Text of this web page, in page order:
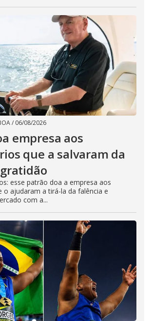
/ 06/08/2026
empresa aos
que a salvaram da
esse patrão doa a empresa aos
o ajudaram a tirá-la da falência e
com a...